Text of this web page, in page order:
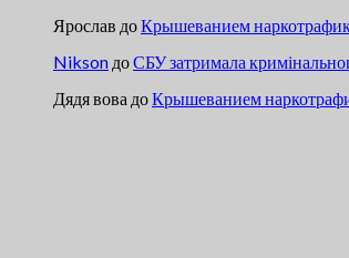
Ярослав доКрышеванием
Nikson доСБУ затримала
Дядя вова доКрышеванием